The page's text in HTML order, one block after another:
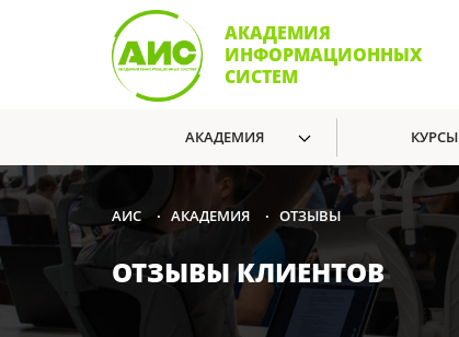
АКАДЕМИЯ
ИНФОРМАЦИОННЫХ
СИСТЕМ
АКАДЕМИЯ КУРСЫ
АИС • АКАДЕМИЯ • ОТЗЫВЫ
ОТЗЫВЫ КЛИЕНТОВ